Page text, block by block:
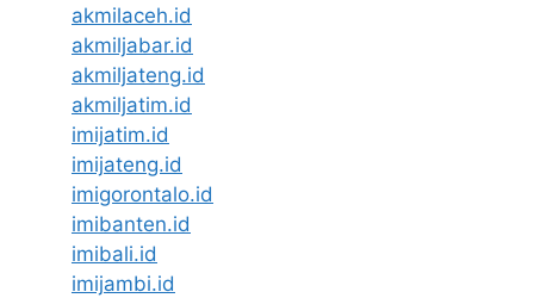
akmilaceh.id
akmiljabar.id
akmiljateng.id
akmiljatim.id
imijatim.id
imijateng.id
imigorontalo.id
imibanten.id
imibali.id
imijambi.id